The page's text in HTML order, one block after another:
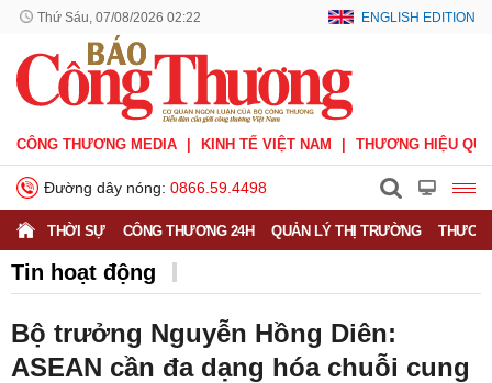
Thứ Sáu, 07/08/2026 02:22 ENGLISH EDITION
CÔNG THƯƠNG MEDIA KINH TẾ VIỆT NAM THƯƠNG HIỆU
Đường dây nóng: 0866.59.4498
THỜI SỰ CÔNG THƯƠNG 24H QUẢN LÝ THỊ TRƯỜNG
Tin hoạt động
Bộ trưởng Nguyễn Hồng Diên:
ASEAN cần đa dạng hóa chuỗi cung